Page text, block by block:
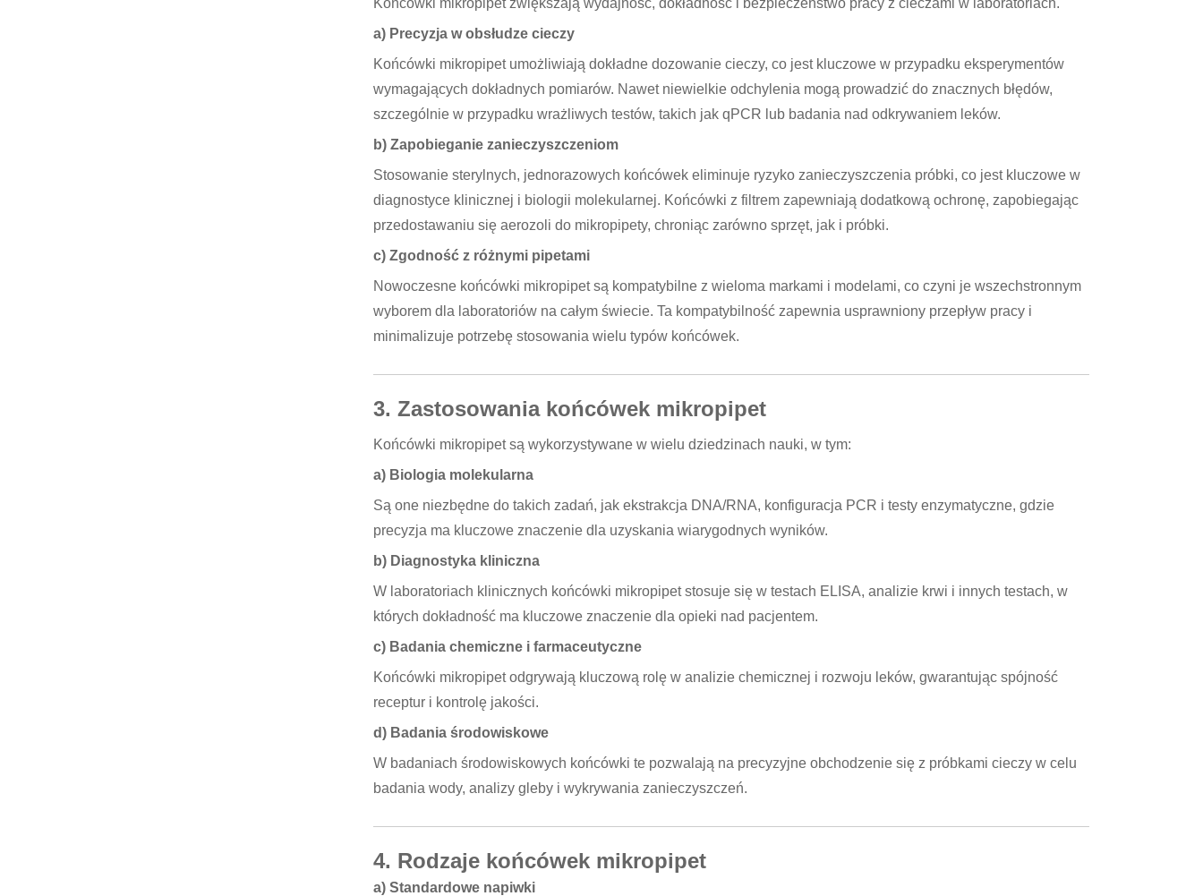
a) Precyzja w obsłudze cieczy
Końcówki mikropipet umożliwiają dokładne dozowanie cieczy, co jest kluczowe w przypadku eksperymentów
wymagających dokładnych pomiarów. Nawet niewielkie odchylenia mogą prowadzić do znacznych błędów,
szczególnie w przypadku wrażliwych testów, takich jak qPCR lub badania nad odkrywaniem leków.
b) Zapobieganie zanieczyszczeniom
Stosowanie sterylnych, jednorazowych końcówek eliminuje ryzyko zanieczyszczenia próbki, co jest kluczowe w
diagnostyce klinicznej i biologii molekularnej. Końcówki z filtrem zapewniają dodatkową ochronę, zapobiegając
przedostawaniu się aerozoli do mikropipety, chroniąc zarówno sprzęt, jak i próbki.
c) Zgodność z różnymi pipetami
Nowoczesne końcówki mikropipet są kompatybilne z wieloma markami i modelami, co czyni je wszechstronnym
wyborem dla laboratoriów na całym świecie. Ta kompatybilność zapewnia usprawniony przepływ pracy i
minimalizuje potrzebę stosowania wielu typów końcówek.
3. Zastosowania końcówek mikropipet
Końcówki mikropipet są wykorzystywane w wielu dziedzinach nauki, w tym:
a) Biologia molekularna
Są one niezbędne do takich zadań, jak ekstrakcja DNA/RNA, konfiguracja PCR i testy enzymatyczne, gdzie
precyzja ma kluczowe znaczenie dla uzyskania wiarygodnych wyników.
b) Diagnostyka kliniczna
W laboratoriach klinicznych końcówki mikropipet stosuje się w testach ELISA, analizie krwi i innych testach, w
których dokładność ma kluczowe znaczenie dla opieki nad pacjentem.
c) Badania chemiczne i farmaceutyczne
Końcówki mikropipet odgrywają kluczową rolę w analizie chemicznej i rozwoju leków, gwarantując spójność
receptur i kontrolę jakości.
d) Badania środowiskowe
W badaniach środowiskowych końcówki te pozwalają na precyzyjne obchodzenie się z próbkami cieczy w celu
badania wody, analizy gleby i wykrywania zanieczyszczeń.
4. Rodzaje końcówek mikropipet
a) Standardowe napiwki